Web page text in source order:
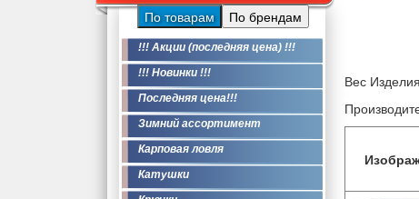
По товарам По брендам
!!! Акции (последняя цена) !!!
!!! Новинки !!!
Последняя цена!!!
Зимний ассортимент
Карповая ловля
Катушки
Вес